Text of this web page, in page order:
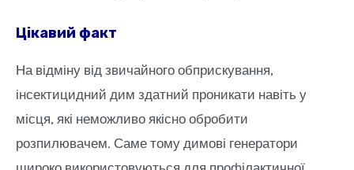
Цікавий факт
На відміну від звичайного обприскування,
інсектицидний дим здатний проникати навіть у
місця, які неможливо якісно обробити
розпилювачем. Саме тому димові генератори